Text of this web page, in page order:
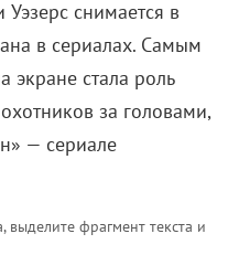
тогда он эту землю и